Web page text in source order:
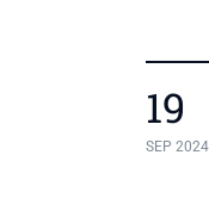
19
SEP 2024